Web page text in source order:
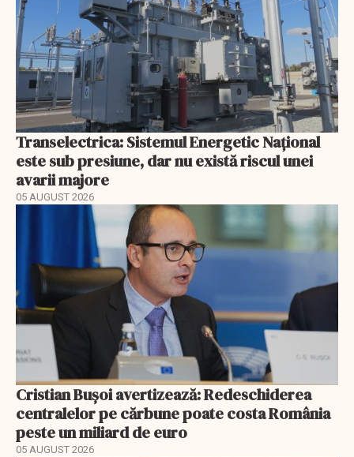
Transelectrica: Sistemul Energetic Național
este sub presiune, dar nu există riscul unei
avarii majore
05 AUGUST 2026
Cristian Bușoi avertizează: Redeschiderea
centralelor pe cărbune poate costa România
peste un miliard de euro
05 AUGUST 2026